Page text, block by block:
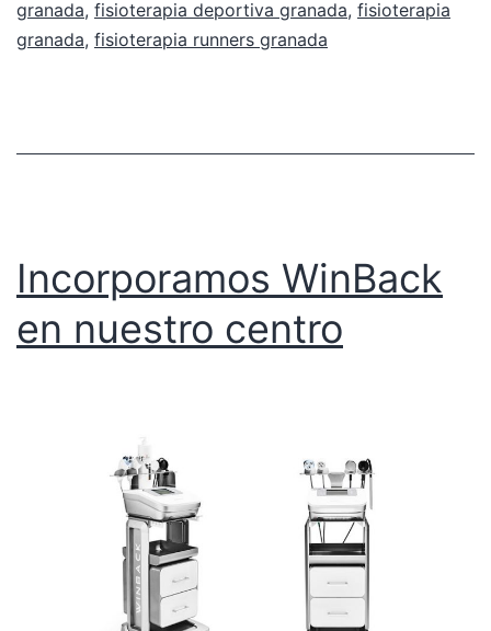
granada, fisioterapia deportiva granada, fisioterapia
granada, fisioterapia runners granada
Incorporamos WinBack
en nuestro centro